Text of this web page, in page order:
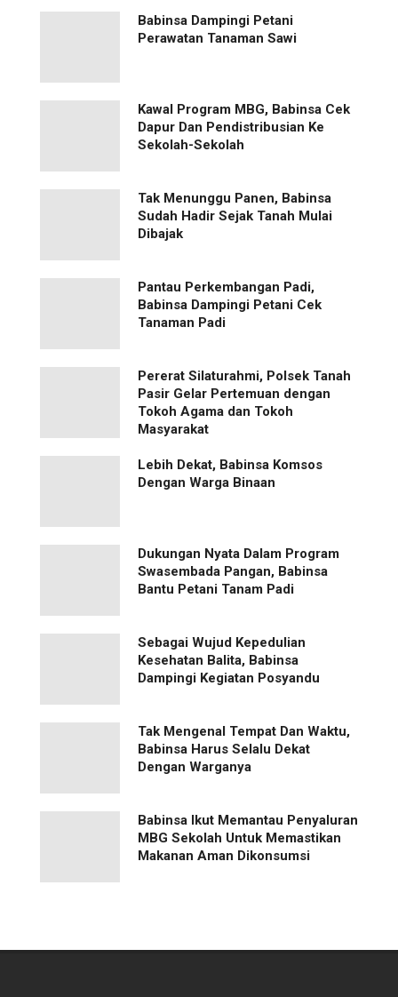
Babinsa Dampingi Petani
Perawatan Tanaman Sawi
Kawal Program MBG, Babinsa Cek
Dapur Dan Pendistribusian Ke
Sekolah-Sekolah
Tak Menunggu Panen, Babinsa
Sudah Hadir Sejak Tanah Mulai
Dibajak
Pantau Perkembangan Padi,
Babinsa Dampingi Petani Cek
Tanaman Padi
Pererat Silaturahmi, Polsek Tanah
Pasir Gelar Pertemuan dengan
Tokoh Agama dan Tokoh
Masyarakat
Lebih Dekat, Babinsa Komsos
Dengan Warga Binaan
Dukungan Nyata Dalam Program
Swasembada Pangan, Babinsa
Bantu Petani Tanam Padi
Sebagai Wujud Kepedulian
Kesehatan Balita, Babinsa
Dampingi Kegiatan Posyandu
Tak Mengenal Tempat Dan Waktu,
Babinsa Harus Selalu Dekat
Dengan Warganya
Babinsa Ikut Memantau Penyaluran
MBG Sekolah Untuk Memastikan
Makanan Aman Dikonsumsi